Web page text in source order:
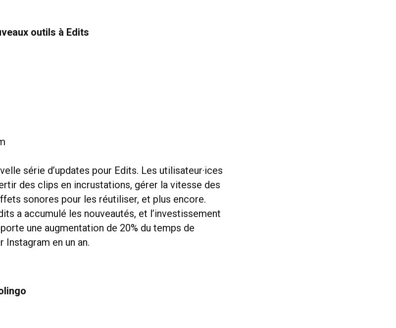
outils à Edits
série d’updates pour Edits. Les utilisateur·ices
des clips en incrustations, gérer la vitesse des
sonores pour les réutiliser, et plus encore.
a accumulé les nouveautés, et l’investissement
une augmentation de 20% du temps de
Instagram en un an.